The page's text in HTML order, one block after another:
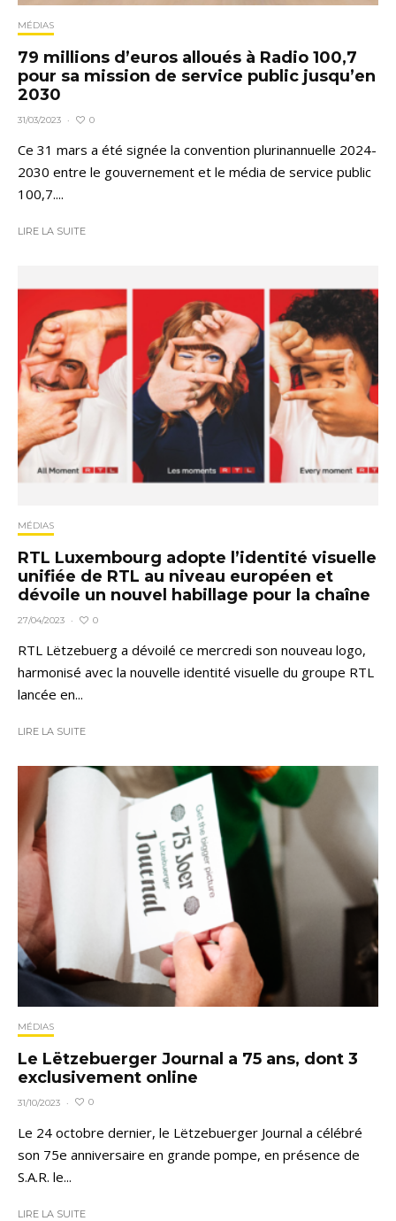
MÉDIAS
79 millions d’euros alloués à Radio 100,7
pour sa mission de service public jusqu’en
2030
31/03/2023 · 0
Ce 31 mars a été signée la convention plurinannuelle 2024-
2030 entre le gouvernement et le média de service public
100,7....
LIRE LA SUITE
MÉDIAS
RTL Luxembourg adopte l’identité visuelle
unifiée de RTL au niveau européen et
dévoile un nouvel habillage pour la chaîne
27/04/2023 · 0
RTL Lëtzebuerg a dévoilé ce mercredi son nouveau logo,
harmonisé avec la nouvelle identité visuelle du groupe RTL
lancée en...
LIRE LA SUITE
MÉDIAS
Le Lëtzebuerger Journal a 75 ans, dont 3
exclusivement online
31/10/2023 · 0
Le 24 octobre dernier, le Lëtzebuerger Journal a célébré
son 75e anniversaire en grande pompe, en présence de
S.A.R. le...
LIRE LA SUITE